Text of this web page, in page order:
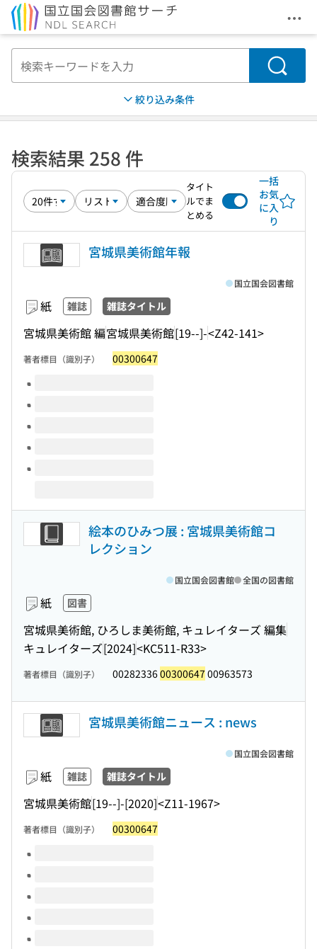
メ
検索
絞り込み条件
検索結果 258 件
タイト
ルでま
とめる
一括
お気
に入
り
宮城県美術館年報
紙 雑誌 雑誌タイトル
宮城県美術館 編宮城県美術館[19--]-<Z42-141>
国立国会図書館
著者標目（識別子） 00300647
このタイトルの巻号
絵本のひみつ展 : 宮城県美術館コ
レクション
紙 図書
宮城県美術館, ひろしま美術館, キュレイターズ 編集
キュレイターズ[2024]<KC511-R33>
国立国会図書館 全国の図書館
著者標目（識別子） 0028233600300647 00963573
宮城県美術館ニュース : news
紙 雑誌 雑誌タイトル
宮城県美術館[19--]-[2020]<Z11-1967>
国立国会図書館
著者標目（識別子） 00300647
このタイトルの巻号